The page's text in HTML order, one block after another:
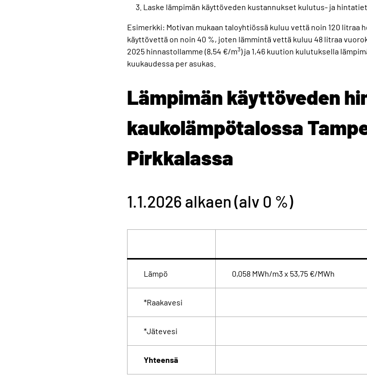
Laske lämpimän käyttöveden kustannukset kulutus- ja
Esimerkki: Motivan mukaan taloyhtiössä kuluu vettä noin 120 litraa
käyttövettä on noin 40 %, joten lämmintä vettä kuluu 48 litraa
2025 hinnastollamme (8,54 €/m3) ja 1,46 kuution kulutuksella
kuukaudessa per asukas.
Lämpimän käyttöveden
kaukolämpötalossa
Pirkkalassa
1.1.2026 alkaen (alv 0 %)
Lämpö 0,058 MWh/m3 x 53,75 €/MWh
*Raakavesi
*Jätevesi
Yhteensä